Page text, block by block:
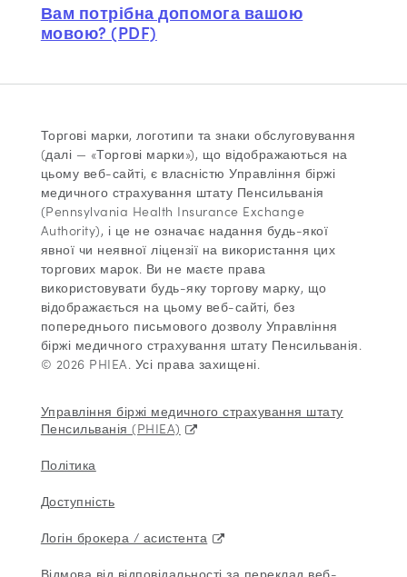
Вам потрібна допомога вашою
мовою? (PDF)
Торгові марки, логотипи та знаки обслуговування
(далі — «Торгові марки»), що відображаються на
цьому веб-сайті, є власністю Управління біржі
медичного страхування штату Пенсильванія
(Pennsylvania Health Insurance Exchange
Authority), і це не означає надання будь-якої
явної чи неявної ліцензії на використання цих
торгових марок. Ви не маєте права
використовувати будь-яку торгову марку, що
відображається на цьому веб-сайті, без
попереднього письмового дозволу Управління
біржі медичного страхування штату Пенсильванія.
© 2026 PHIEA. Усі права захищені.
Управління біржі медичного страхування штату
Пенсильванія (PHIEA)
Політика
Доступність
Логін брокера / асистента
Відмова від відповідальності за переклад веб-